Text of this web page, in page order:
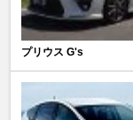
プリウス G's